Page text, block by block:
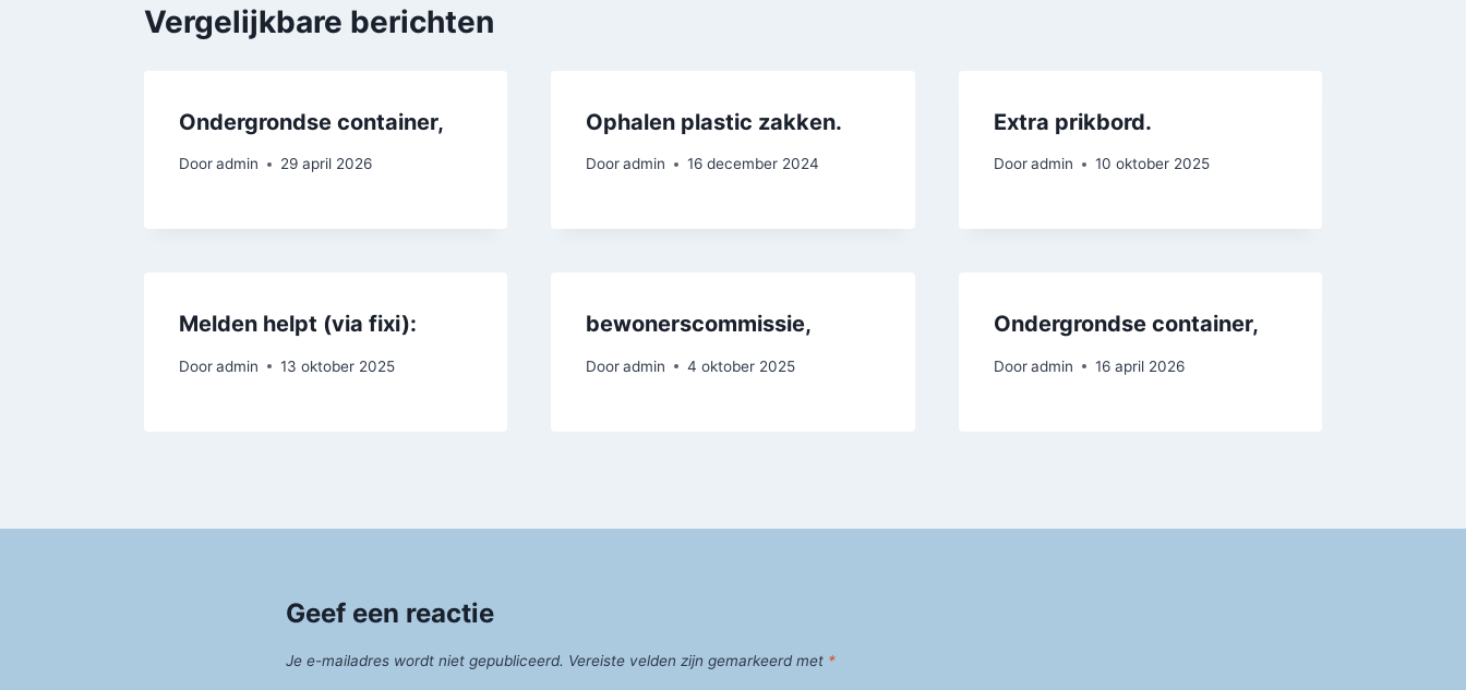
Vergelijkbare berichten
Ondergrondse container,
Door admin 29 april 2026
Ophalen plastic zakken.
Door admin 16 december 2024
Extra prikbord.
Dooradmin 10 oktober 2025
Melden helpt (via fixi):
Door admin 13 oktober 2025
bewonerscommissie,
Door admin 4 oktober 2025
Ondergrondse container,
Dooradmin 16 april 2026
Geef een reactie
Je e-mailadres wordt niet gepubliceerd. Vereiste velden zijn gemarkeerd met *